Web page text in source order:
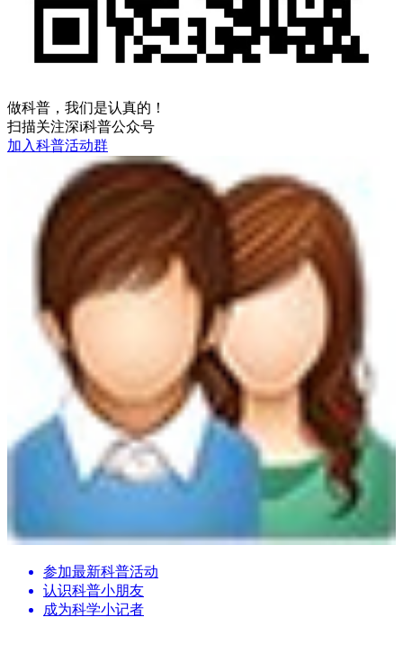
做科普，我们是认真的！
扫描关注深i科普公众号
加入科普活动群
参加最新科普活动
认识科普小朋友
成为科学小记者